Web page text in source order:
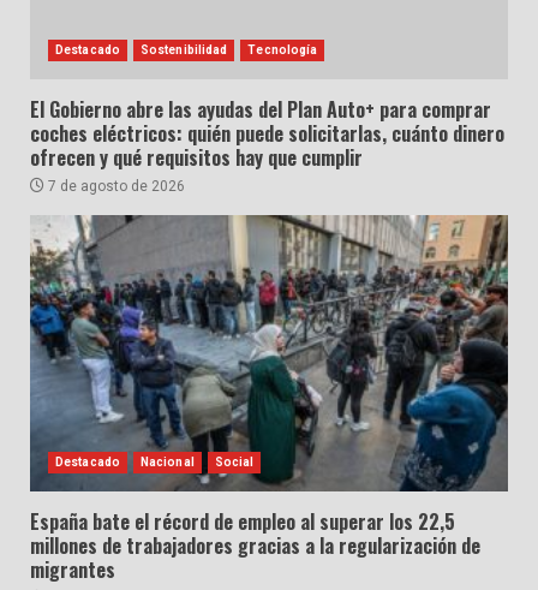
Destacado Sostenibilidad Tecnología
El Gobierno abre las ayudas del Plan Auto+ para comprar
coches eléctricos: quién puede solicitarlas, cuánto dinero
ofrecen y qué requisitos hay que cumplir
7 de agosto de 2026
Destacado Nacional Social
España bate el récord de empleo al superar los 22,5
millones de trabajadores gracias a la regularización de
migrantes